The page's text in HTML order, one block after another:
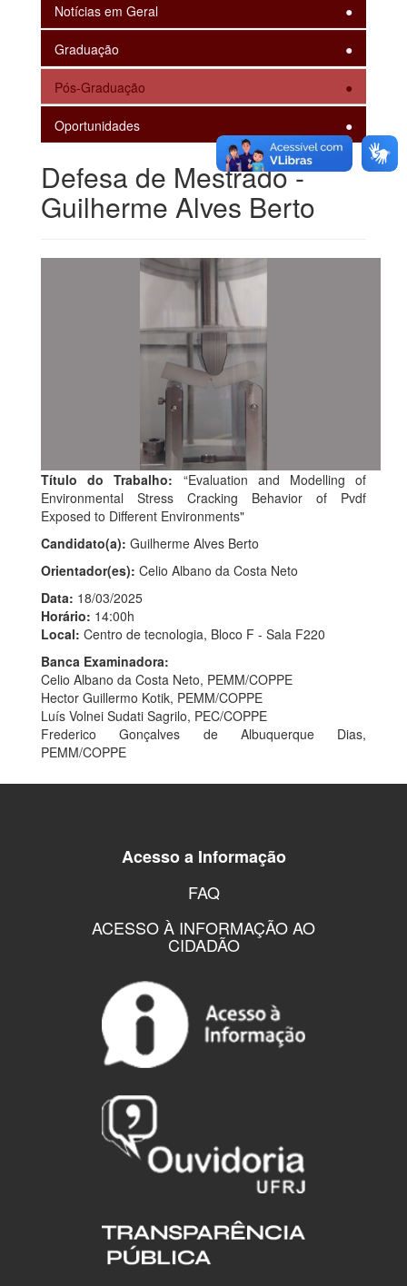
Notícias em Geral
Graduação
Pós-Graduação
Oportunidades
Defesa de Mestrado -
Guilherme Alves Berto
Título do Trabalho: “Evaluation and Modelling of
Environmental Stress Cracking Behavior of Pvdf
Exposed to Different Environments"
Candidato(a): Guilherme Alves Berto
Orientador(es): Celio Albano da Costa Neto
Data: 18/03/2025
Horário: 14:00h
Local: Centro de tecnologia, Bloco F - Sala F220
Banca Examinadora:
Celio Albano da Costa Neto, PEMM/COPPE
Hector Guillermo Kotik, PEMM/COPPE
Luís Volnei Sudati Sagrilo, PEC/COPPE
Frederico Gonçalves de Albuquerque Dias,
PEMM/COPPE
Acesso a Informação
FAQ
ACESSO À INFORMAÇÃO AO
CIDADÃO